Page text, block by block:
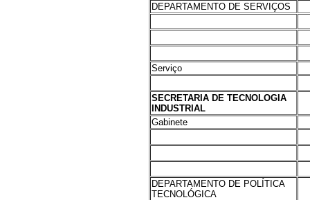
DEPARTAMENTO DE SERVIÇOS
Serviço
SECRETARIA DE TECNOLOGIA
INDUSTRIAL
Gabinete
DEPARTAMENTO DE POLÍTICA
TECNOLÓGICA